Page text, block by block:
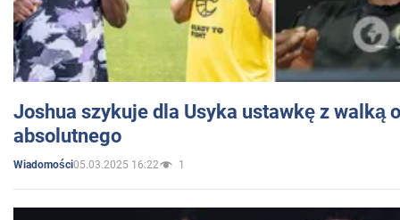
Joshua szykuje dla Usyka ustawkę z walką
absolutnego
Wiadomości05.03.2025 16:22 1